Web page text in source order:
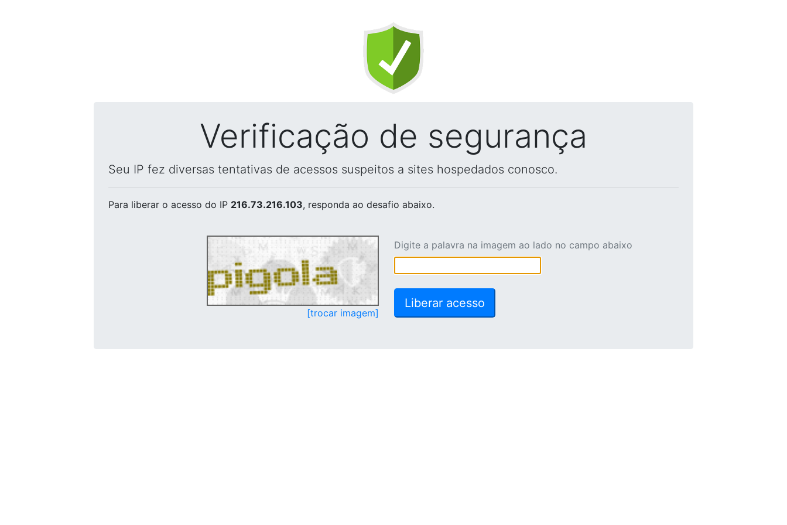
Verificação de segurança
Seu IP fez diversas tentativas de acessos suspeitos a sites hospedados conosco.
Para liberar o acesso do IP 216.73.216.103, responda ao desafio abaixo.
[trocar imagem]
Digite a palavra na imagem ao lado no campo abaixo